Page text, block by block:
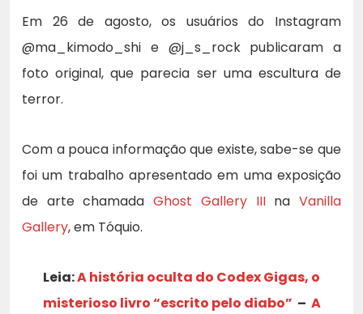
Em 26 de agosto, os usuários do Instagram
@ma_kimodo_shi e @j_s_rock publicaram a
foto original, que parecia ser uma escultura de
terror.
Com a pouca informação que existe, sabe-se que
foi um trabalho apresentado em uma exposição
de arte chamadaGhost Gallery IIInaVanilla
Gallery, em Tóquio.
Leia:A história oculta do Codex Gigas, o
misterioso livro “escrito pelo diabo” – A